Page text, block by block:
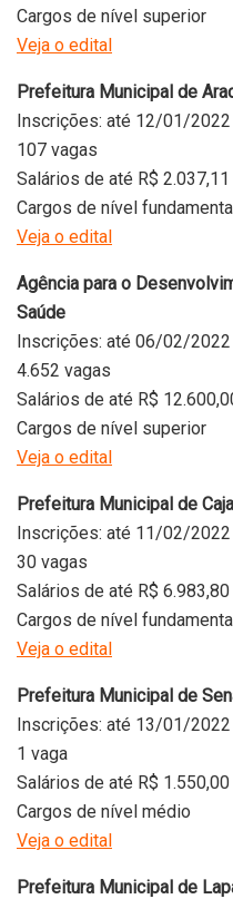
Cargos de nível superior
Veja o edital
Prefeitura Municipal de
Inscrições: até 12/01/2022
107 vagas
Salários de até R$ 2.037,11
Cargos de nível
Veja o edital
Agência para o
Saúde
Inscrições: até 06/02/2022
4.652 vagas
Salários de até R$
Cargos de nível superior
Veja o edital
Prefeitura Municipal de
Inscrições: até 11/02/2022
30 vagas
Salários de até R$ 6.983,80
Cargos de nível
Veja o edital
Prefeitura Municipal de
Inscrições: até 13/01/2022
1 vaga
Salários de até R$ 1.550,00
Cargos de nível médio
Veja o edital
Prefeitura Municipal de